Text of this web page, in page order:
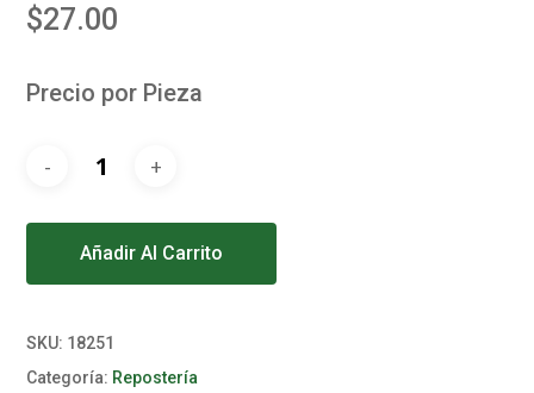
$27.00
Precio por Pieza
Añadir Al Carrito
SKU: 18251
Categoría: Repostería